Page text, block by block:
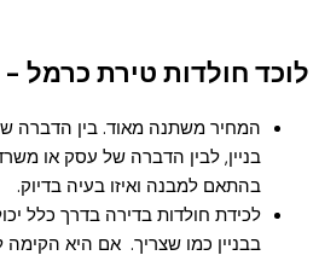
לוכד חולדות טירת כרמל
המחיר משתנה מאוד. בין הדברה
בניין, לבין הדברה של עסק או
בהתאם למבנה ואיזו בעיה בדיוק.
לכידת חולדות בדירה בדרך כלל
בבניין כמו שצריך. אם היא